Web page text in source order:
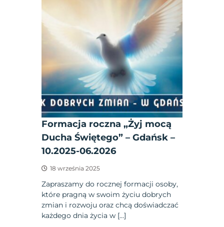
Formacja roczna „Żyj mocą
Ducha Świętego” – Gdańsk –
10.2025-06.2026
18 września 2025
Zapraszamy do rocznej formacji osoby,
które pragną w swoim życiu dobrych
zmian i rozwoju oraz chcą doświadczać
każdego dnia życia w […]